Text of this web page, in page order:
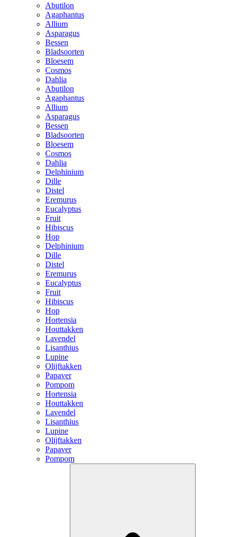
Abutilon
Agaphantus
Allium
Asparagus
Bessen
Bladsoorten
Bloesem
Cosmos
Dahlia
Abutilon
Agaphantus
Allium
Asparagus
Bessen
Bladsoorten
Bloesem
Cosmos
Dahlia
Delphinium
Dille
Distel
Eremurus
Eucalyptus
Fruit
Hibiscus
Hop
Delphinium
Dille
Distel
Eremurus
Eucalyptus
Fruit
Hibiscus
Hop
Hortensia
Houttakken
Lavendel
Lisanthius
Lupine
Olijftakken
Papaver
Pompom
Hortensia
Houttakken
Lavendel
Lisanthius
Lupine
Olijftakken
Papaver
Pompom